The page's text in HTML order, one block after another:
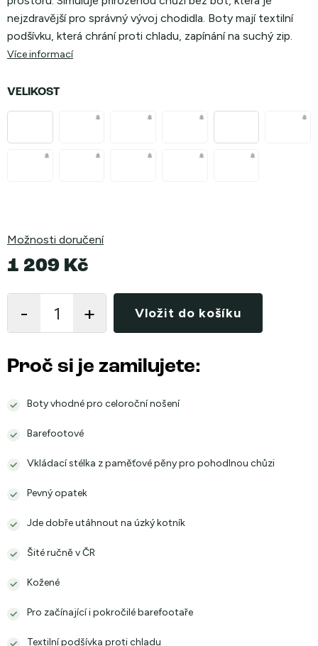
nejzdravější pro správný vývoj chodidla. Boty mají textilní
podšívku, která chrání proti chladu, zapínání na suchý zip.
Více informací
VELIKOST
Možnosti doručení
1 209 Kč
cena:
Vložit do košíku
Proč si je zamilujete:
Boty vhodné pro celoroční nošení
Barefootové
Vkládací stélka z paměťové pěny pro pohodlnou chůzi
Pevný opatek
Jde dobře utáhnout na úzký kotník
Šité ručně v ČR
Kožené
Pro začínající i pokročilé barefootaře
Textilní podšívka proti chladu